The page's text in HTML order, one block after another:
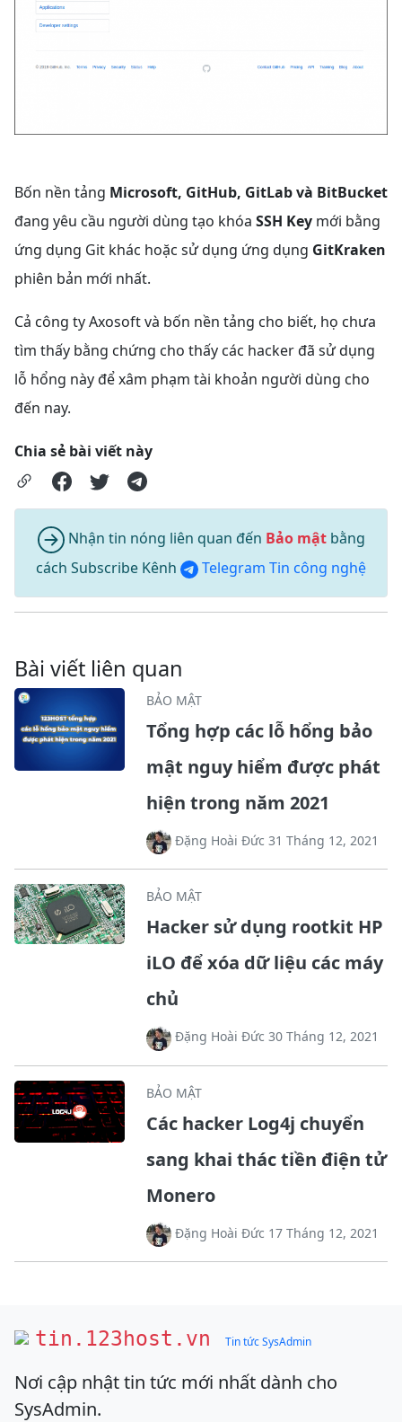
Bốn nền tảng Microsoft, GitHub, GitLab và BitBucket
đang yêu cầu người dùng tạo khóa SSH Key mới bằng
ứng dụng Git khác hoặc sử dụng ứng dụng GitKraken
phiên bản mới nhất.
Cả công ty Axosoft và bốn nền tảng cho biết, họ chưa
tìm thấy bằng chứng cho thấy các hacker đã sử dụng
lỗ hổng này để xâm phạm tài khoản người dùng cho
đến nay.
Chia sẻ bài viết này
Nhận tin nóng liên quan đến Bảo mậtbằng
cách Subscribe Kênh
Telegram Tin công nghệ
Bài viết liên quan
BẢO MẬT
Tổng hợp các lỗ hổng bảo
mật nguy hiểm được phát
hiện trong năm 2021
Đặng Hoài Đức 31 Tháng 12, 2021
BẢO MẬT
Hacker sử dụng rootkit HP
iLO để xóa dữ liệu các máy
chủ
Đặng Hoài Đức 30 Tháng 12, 2021
BẢO MẬT
Các hacker Log4j chuyển
sang khai thác tiền điện tử
Monero
Đặng Hoài Đức 17 Tháng 12, 2021
tin.123host.vn Tin tức SysAdmin
Nơi cập nhật tin tức mới nhất dành cho
SysAdmin.